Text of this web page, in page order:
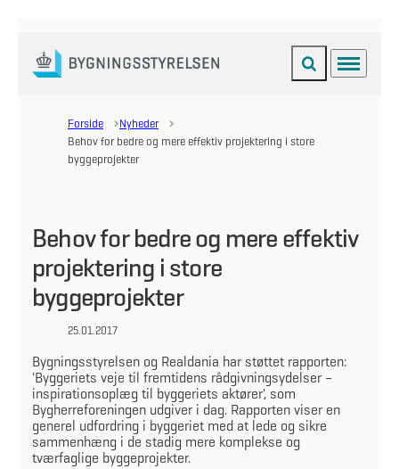
Gå til forsiden Fold søgefelt ud
Menu
Forside
Nyheder
Behov for bedre og mere effektiv projektering i store
byggeprojekter
Behov for bedre og mere effektiv
projektering i store
byggeprojekter
25.01.2017
Bygningsstyrelsen og Realdania har støttet rapporten:
'Byggeriets veje til fremtidens rådgivningsydelser –
inspirationsoplæg til byggeriets aktører', som
Bygherreforeningen udgiver i dag. Rapporten viser en
generel udfordring i byggeriet med at lede og sikre
sammenhæng i de stadig mere komplekse og
tværfaglige byggeprojekter.